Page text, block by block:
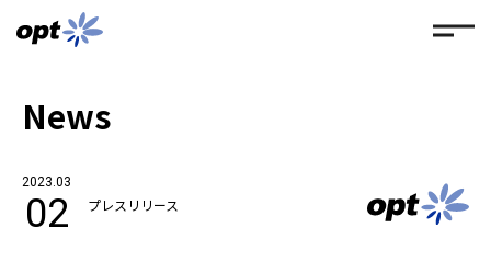
News
2023.03
02 プレスリリース